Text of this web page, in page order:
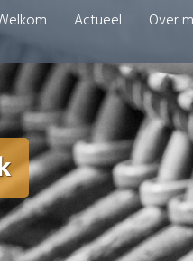
Actueel Over